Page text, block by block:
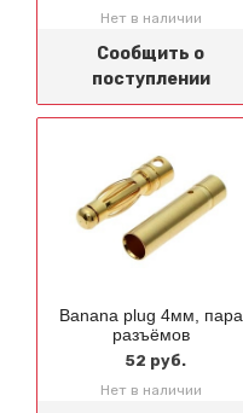
Нет в наличии
Сообщить о
поступлении
Banana plug 4мм, пара
разъёмов
52 руб.
Нет в наличии